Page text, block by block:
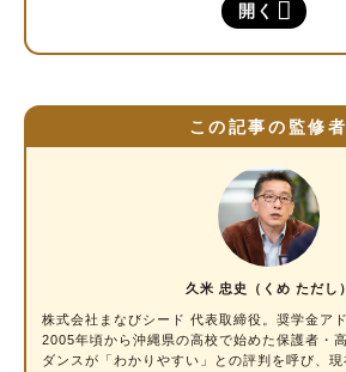
開く
繰り上げ返済や一括返済の利
のない返済プランを立てよう
この記事の監修者
久米 忠史（くめ ただし）
株式会社まなびシード 代表取締役。 奨学金ア
2005年頃から沖縄県の高校で始めた保護者・
ダンスが「わかりやすい」との評判を呼び、現